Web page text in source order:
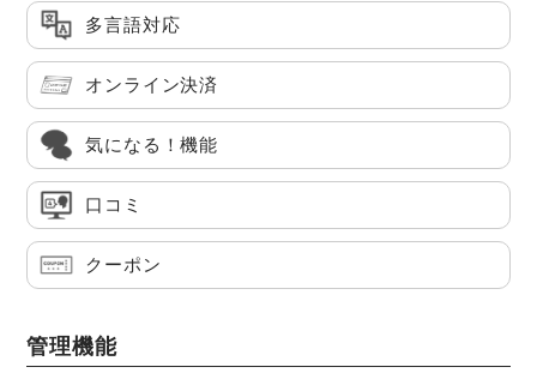
多言語対応
オンライン決済
気になる！機能
口コミ
クーポン
管理機能